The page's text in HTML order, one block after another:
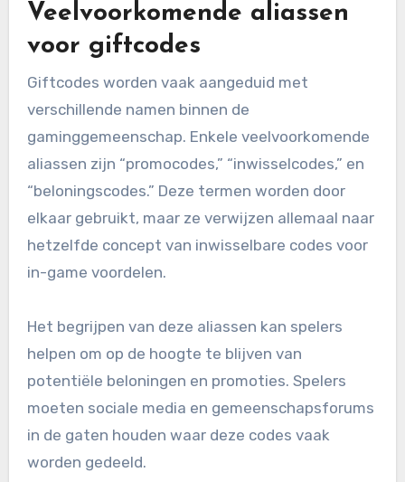
Veelvoorkomende aliassen
voor giftcodes
Giftcodes worden vaak aangeduid met
verschillende namen binnen de
gaminggemeenschap. Enkele veelvoorkomende
aliassen zijn “promocodes,” “inwisselcodes,” en
“beloningscodes.” Deze termen worden door
elkaar gebruikt, maar ze verwijzen allemaal naar
hetzelfde concept van inwisselbare codes voor
in-game voordelen.
Het begrijpen van deze aliassen kan spelers
helpen om op de hoogte te blijven van
potentiële beloningen en promoties. Spelers
moeten sociale media en gemeenschapsforums
in de gaten houden waar deze codes vaak
worden gedeeld.